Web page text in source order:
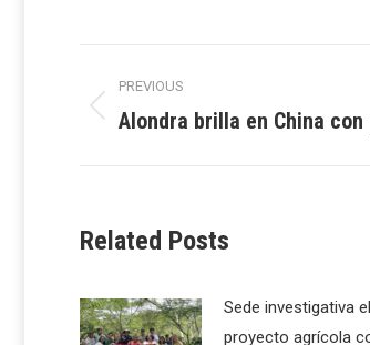
Post
navigation
PREVIOUS
Previous
Alondra brilla en China
Related Posts
Sede investigativa
proyecto agrícola